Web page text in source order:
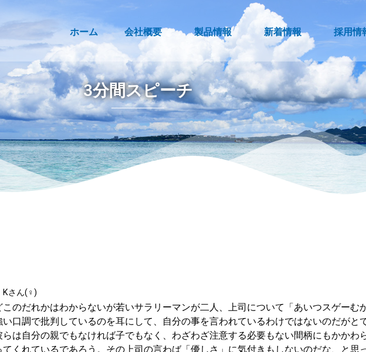
ホーム 会社概要 製品情報 新着情報 採用情
3分間スピーチ
Kさん(♀)
のだれかはわからないが若いサラリーマンが二人、上司について「あいつスゲーむ
口調で批判しているのを耳にして、自分の事を言われているわけではないのだがと
は自分の親でもなければ子でもなく、わざわざ注意する必要もない間柄にもかかわ
くれているであろう。その上司の言わば「優しさ」に気付きもしないのだな、と思